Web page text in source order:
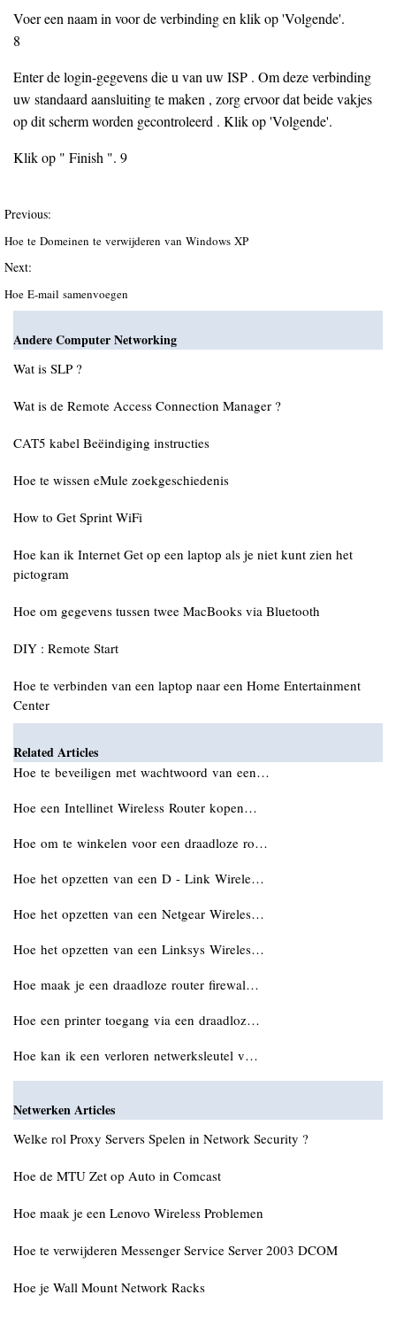
Voer een naam in voor de verbinding en klik op 'Volgende'.
8
Enter de login-gegevens die u van uw ISP . Om deze verbinding
uw standaard aansluiting te maken , zorg ervoor dat beide vakjes
op dit scherm worden gecontroleerd . Klik op 'Volgende'.
Klik op " Finish ". 9
Previous:
Hoe te Domeinen te verwijderen van Windows XP
Next:
Hoe E-mail samenvoegen
Andere Computer Networking
Wat is SLP ?
Wat is de Remote Access Connection Manager ?
CAT5 kabel Beëindiging instructies
Hoe te wissen eMule zoekgeschiedenis
How to Get Sprint WiFi
Hoe kan ik Internet Get op een laptop als je niet kunt zien het
pictogram
Hoe om gegevens tussen twee MacBooks via Bluetooth
DIY : Remote Start
Hoe te verbinden van een laptop naar een Home Entertainment
Center
Related Articles
Hoe te beveiligen met wachtwoord van een…
Hoe een Intellinet Wireless Router kopen…
Hoe om te winkelen voor een draadloze ro…
Hoe het opzetten van een D - Link Wirele…
Hoe het opzetten van een Netgear Wireles…
Hoe het opzetten van een Linksys Wireles…
Hoe maak je een draadloze router firewal…
Hoe een printer toegang via een draadloz…
Hoe kan ik een verloren netwerksleutel v…
Netwerken Articles
Welke rol Proxy Servers Spelen in Network Security ?
Hoe de MTU Zet op Auto in Comcast
Hoe maak je een Lenovo Wireless Problemen
Hoe te verwijderen Messenger Service Server 2003 DCOM
Hoe je Wall Mount Network Racks